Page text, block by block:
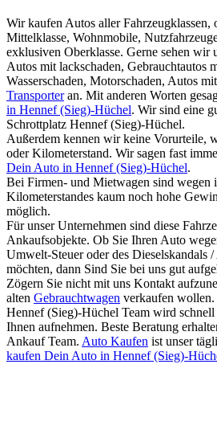
Wir kaufen Autos aller Fahrzeugklassen,
Mittelklasse, Wohnmobile,
exklusiven Oberklasse. Gerne sehen
Autos mit lackschaden, Gebrauchtautos
Wasserschaden, Motorschaden, Autos
Transporteran. Mit anderen Worten
in Hennef (Sieg)-Hüchel. Wir sind eine
Schrottplatz Hennef (Sieg)-Hüchel.
Außerdem kennen wir keine Vorurteile,
oder Kilometerstand. Wir sagen fast
Dein Auto in Hennef (Sieg)-Hüchel.
Bei Firmen- und Mietwagen sind wegen
Kilometerstandes kaum noch hohe
möglich.
Für unser Unternehmen sind diese
Ankaufsobjekte. Ob Sie Ihren Auto
Umwelt-Steuer oder des Dieselskandals
möchten, dann Sind Sie bei uns gut
Zögern Sie nicht mit uns Kontakt
alten Gebrauchtwagen verkaufen
Hennef (Sieg)-Hüchel Team wird
Ihnen aufnehmen. Beste Beratung
Ankauf Team. Auto Kaufen ist unser
kaufen Dein Auto in Hennef (Sieg)-